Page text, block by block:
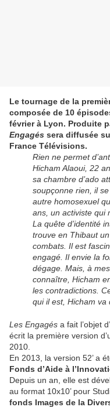
Le tournage de la
composée de 10
février à Lyon. Produite
Engagés sera diffusée
France Télévisions.
Rien ne permet
Hicham Alaoui, 22
sa chambre d’ado
soupçonne rien, il
autre homosexuel
ans, un activiste qui
La quête d’identité
trouve en Thibaut
combats. Il est
engagé. Il envie la
dégage. Mais, à
connaître, Hicham
les contradictions.
qui il est, Hicham va
Les Engagés a fait l’objet
écrit la première version
2010.
En 2013, la version 52’ a
Fonds d’Aide à
Depuis un an, elle est
au format 10x10’ pour
fonds Images de la